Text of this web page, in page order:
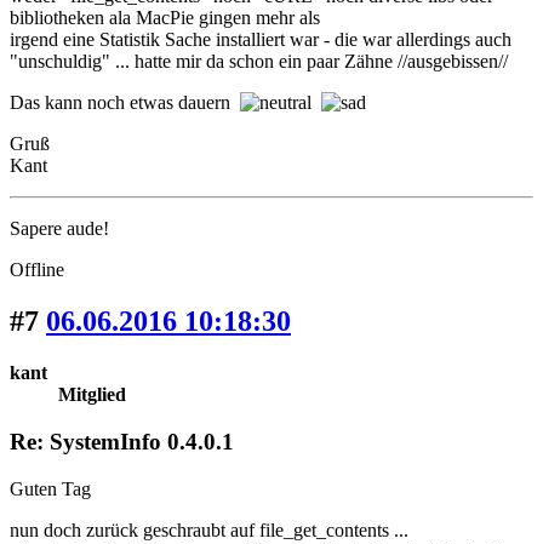
bibliotheken ala MacPie gingen mehr als
irgend eine Statistik Sache installiert war - die war allerdings auch
"unschuldig" ... hatte mir da schon ein paar Zähne //ausgebissen//
Das kann noch etwas dauern
Gruß
Kant
Sapere aude!
Offline
#7 06.06.2016 10:18:30
kant
Mitglied
Re: SystemInfo 0.4.0.1
Guten Tag
nun doch zurück geschraubt auf file_get_contents ...